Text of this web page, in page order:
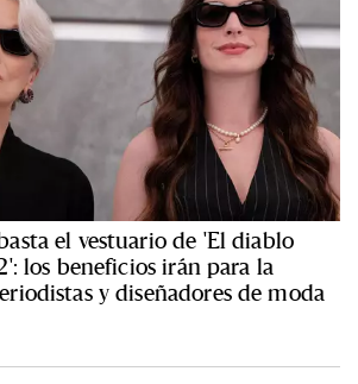
el vestuario de 'El diablo
los beneficios irán para la
y diseñadores de moda